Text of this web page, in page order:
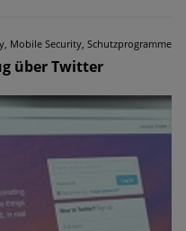
Mobile Security, Schutzprogramme
über Twitter